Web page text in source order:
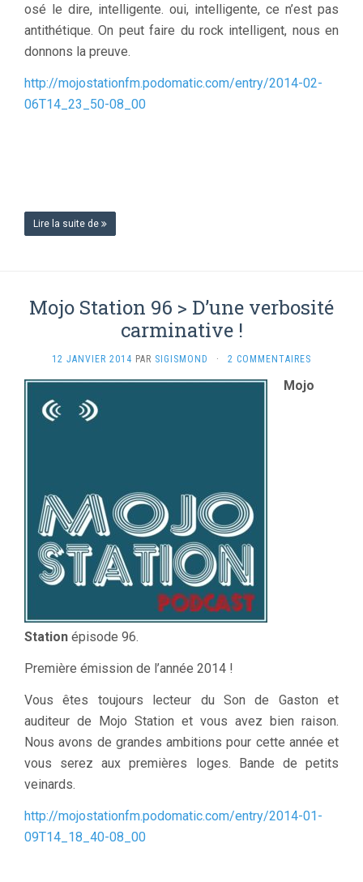
osé le dire, intelligente. oui, intelligente, ce n’est pas
antithétique. On peut faire du rock intelligent, nous en
donnons la preuve.
http://mojostationfm.podomatic.com/entry/2014-02-
06T14_23_50-08_00
Lire la suite de
Mojo Station 96 > D’une verbosité
carminative !
12 JANVIER 2014 PAR SIGISMOND · 2 COMMENTAIRES
Mojo
Station épisode 96.
Première émission de l’année 2014 !
Vous êtes toujours lecteur du Son de Gaston et
auditeur de Mojo Station et vous avez bien raison.
Nous avons de grandes ambitions pour cette année et
vous serez aux premières loges. Bande de petits
veinards.
http://mojostationfm.podomatic.com/entry/2014-01-
09T14_18_40-08_00